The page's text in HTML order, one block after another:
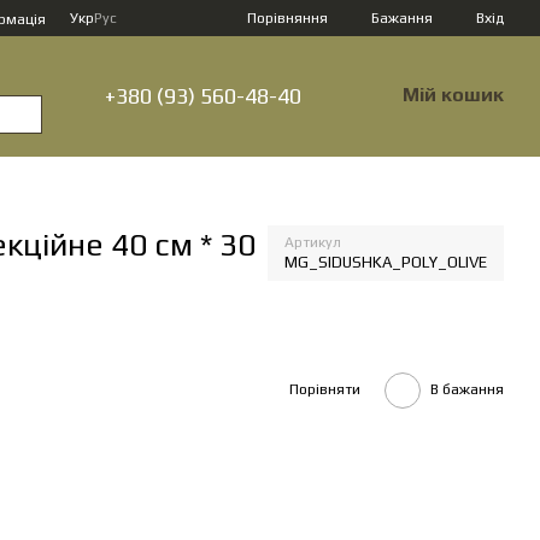
УкрРус Порівняння Бажання Вхід
+380 (93) 560-48-40 Мій кошик
40 см * 30 Артикул
MG_SIDUSHKA_POLY_OLIVE
Порівняти В бажання